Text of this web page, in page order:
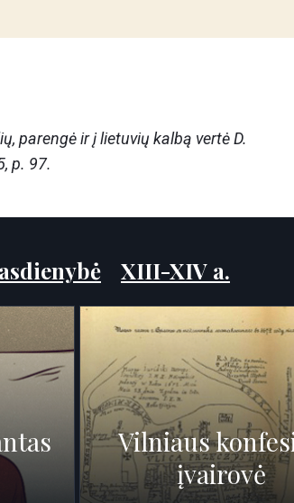
parengė ir į lietuvių kalbą vertė D.
p. 97.
XIII-XIV a.
Vilniaus
įvairovė